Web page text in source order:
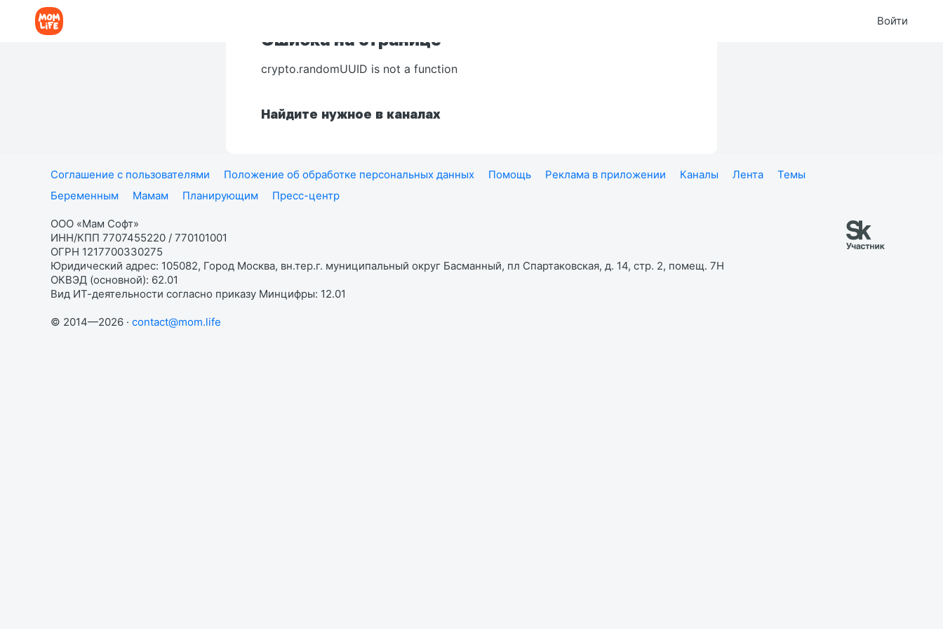
Войти
Ошибка на странице
crypto.randomUUID is not a function
Найдите нужное в каналах
Соглашение с пользователями Положение об обработке персональных данных Помощь Реклама в приложении Каналы Лента
Темы
Беременным
Мамам Планирующим Пресс-центр
ООО «Мам Софт»
ИНН/КПП 7707455220 / 770101001
ОГРН 1217700330275
Юридический адрес: 105082, Город Москва, вн.тер.г. муниципальный округ Басманный, пл Спартаковская, д. 14, стр. 2, помещ. 7Н
ОКВЭД (основной): 62.01
Вид ИТ-деятельности согласно приказу Минцифры: 12.01
© 2014—2026 · contact@mom.life